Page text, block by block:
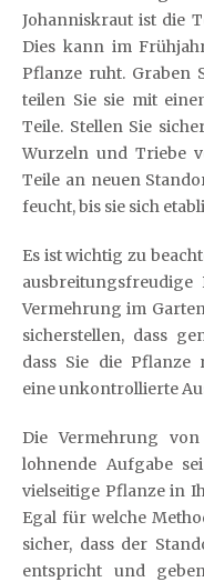
Johanniskraut ist die
Dies kann im
Pflanze ruht. Graben
teilen Sie sie mit
Teile. Stellen Sie
Wurzeln und Triebe
Teile an neuen
feucht, bis sie sich
Es ist wichtig zu
Vermehrung im
sicherstellen, dass
dass Sie die Pflanze
eine unkontrollierte
Die Vermehrung
lohnende Aufgabe
vielseitige Pflanze in
Egal für welche
sicher, dass der
entspricht und